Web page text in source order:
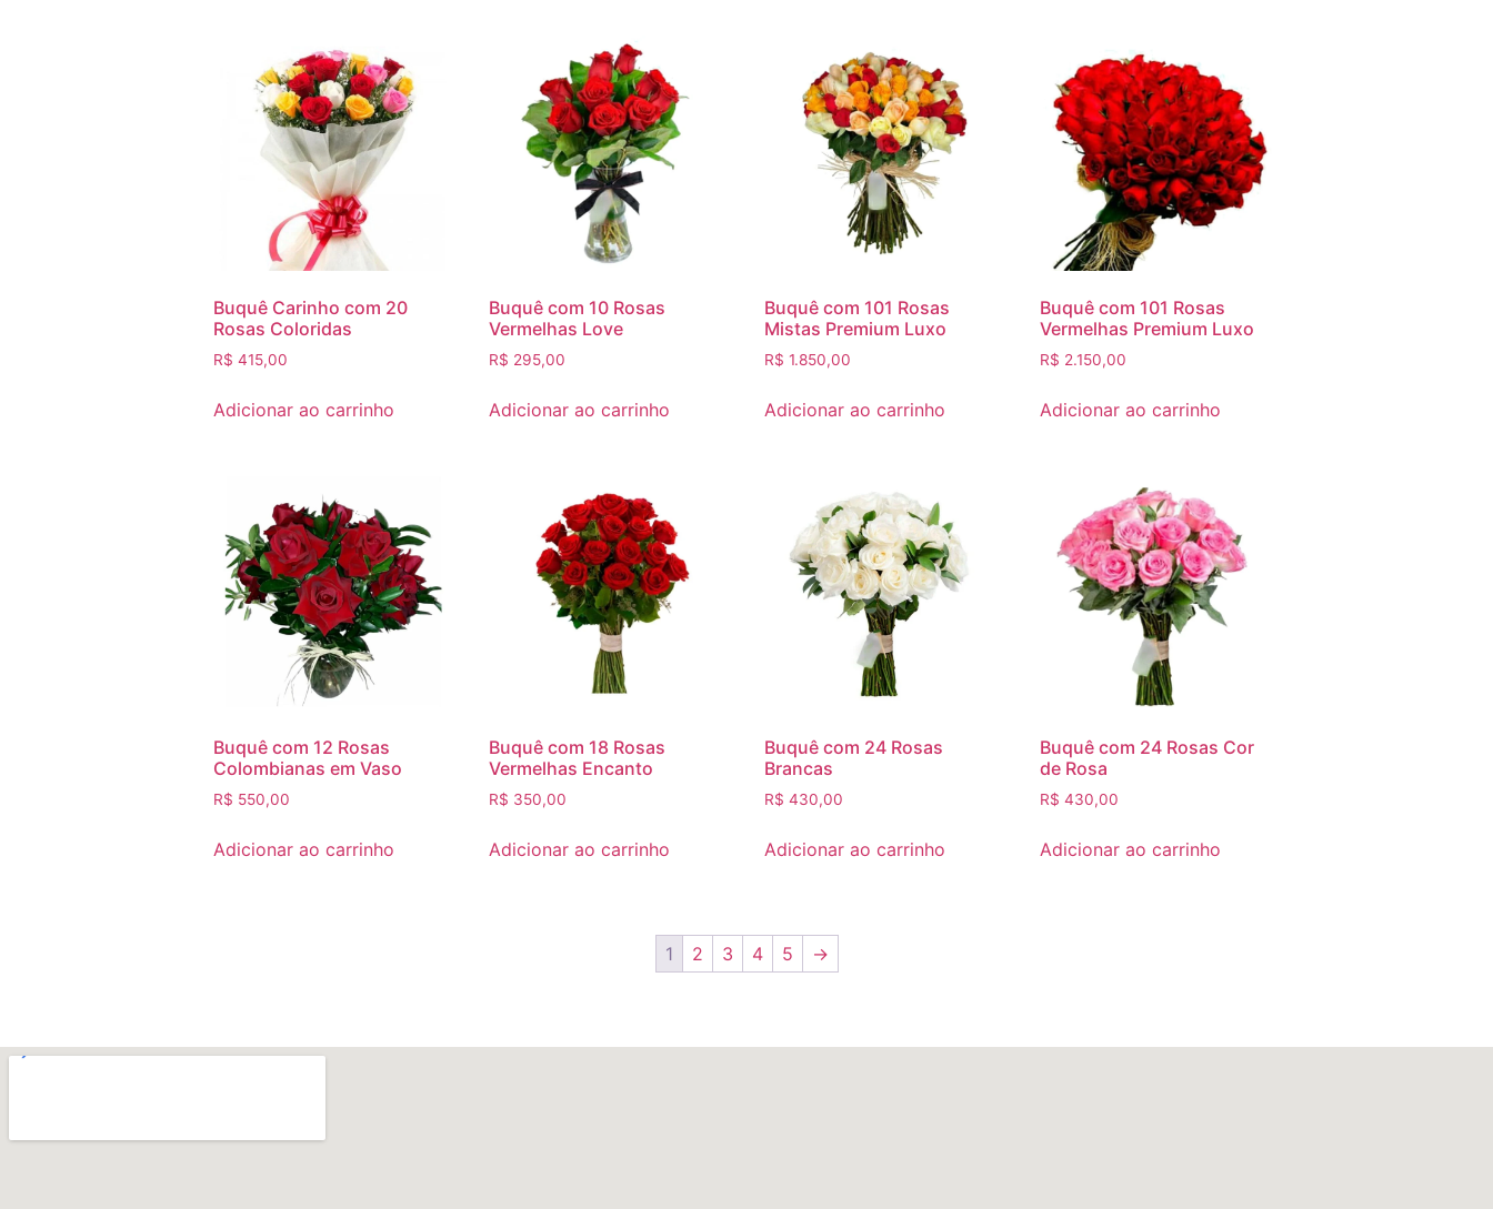
Buquê Carinho com 20
Rosas Coloridas
R$ 415,00
Adicionar ao carrinho
Buquê com 10 Rosas
Vermelhas Love
R$ 295,00
Adicionar ao carrinho
Buquê com 101 Rosas
Mistas Premium Luxo
R$ 1.850,00
Adicionar ao carrinho
Buquê com 101 Rosas
Vermelhas Premium Luxo
R$ 2.150,00
Adicionar ao carrinho
Buquê com 12 Rosas
Colombianas em Vaso
R$ 550,00
Adicionar ao carrinho
Buquê com 18 Rosas
Vermelhas Encanto
R$ 350,00
Adicionar ao carrinho
Buquê com 24 Rosas
Brancas
R$ 430,00
Adicionar ao carrinho
Buquê com 24 Rosas Cor
de Rosa
R$ 430,00
Adicionar ao carrinho
1 2 3 4 5 →